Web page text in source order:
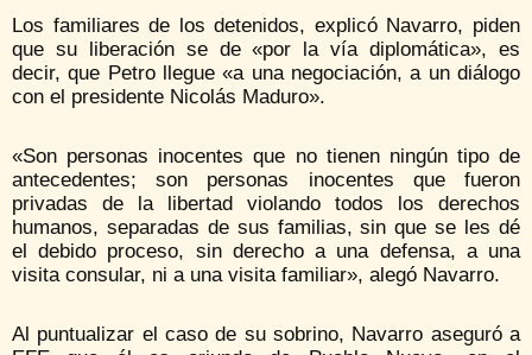
Los familiares de los detenidos, explicó Navarro, piden
que su liberación se de «por la vía diplomática», es
decir, que Petro llegue «a una negociación, a un diálogo
con el presidente Nicolás Maduro».
«Son personas inocentes que no tienen ningún tipo de
antecedentes; son personas inocentes que fueron
privadas de la libertad violando todos los derechos
humanos, separadas de sus familias, sin que se les dé
el debido proceso, sin derecho a una defensa, a una
visita consular, ni a una visita familiar», alegó Navarro.
Al puntualizar el caso de su sobrino, Navarro aseguró a